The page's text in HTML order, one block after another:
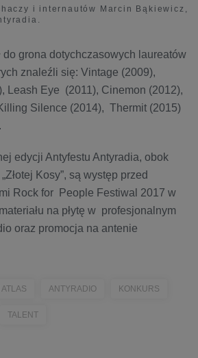
i internautów Marcin Bąkiewicz,
do grona dotychczasowych laureatów
znaleźli się: Vintage (2009),
Leash Eye (2011), Cinemon (2012),
Silence (2014), Thermit (2015)
edycji Antyfestu Antyradia, obok
Kosy”, są występ przed
Rock for People Festiwal 2017 w
na płytę w profesjonalnym
oraz promocja na antenie
ANTYRADIO KONKURS
TALENT